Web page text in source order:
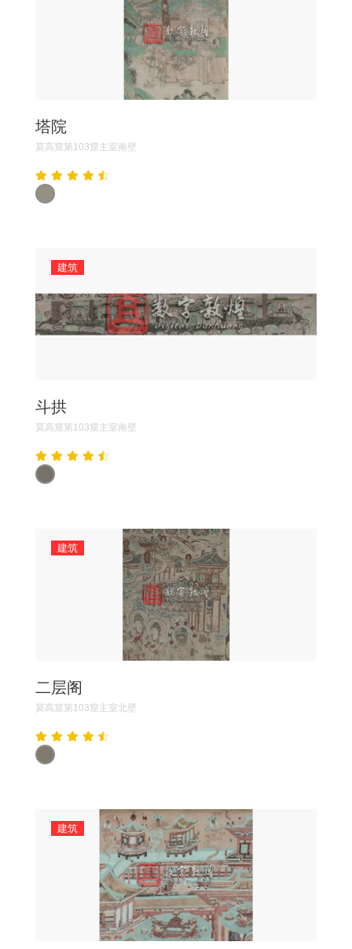
塔院
莫高窟第103窟主室南壁
建筑
斗拱
莫高窟第103窟主室南壁
建筑
二层阁
莫高窟第103窟主室北壁
建筑